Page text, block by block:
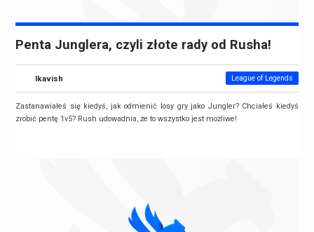
Penta Junglera, czyli złote rady od Rusha!
Ikavish League of Legends
Zastanawiałeś się kiedyś, jak odmienić losy gry jako Jungler? Chciałeś kiedyś
zrobić pentę 1v5? Rush udowadnia, że to wszystko jest możliwe!